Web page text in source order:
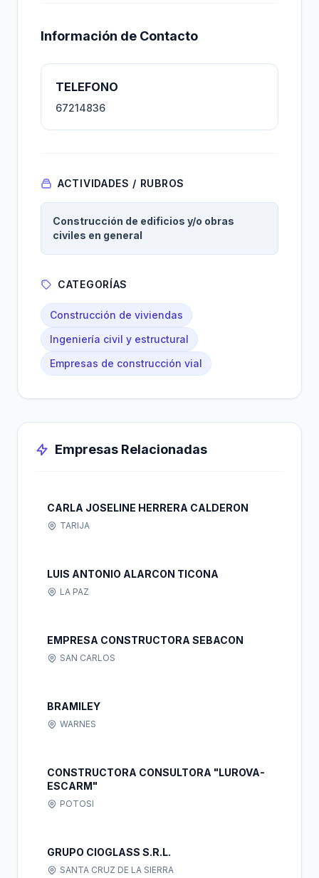
Información de Contacto
TELEFONO
67214836
ACTIVIDADES / RUBROS
Construcción de edificios y/o obras
civiles en general
CATEGORÍAS
Construcción de viviendas
Ingeniería civil y estructural
Empresas de construcción vial
Empresas Relacionadas
CARLA JOSELINE HERRERA CALDERON
TARIJA
LUIS ANTONIO ALARCON TICONA
LA PAZ
EMPRESA CONSTRUCTORA SEBACON
SAN CARLOS
BRAMILEY
WARNES
CONSTRUCTORA CONSULTORA "LUROVA-
ESCARM"
POTOSI
GRUPO CIOGLASS S.R.L.
SANTA CRUZ DE LA SIERRA